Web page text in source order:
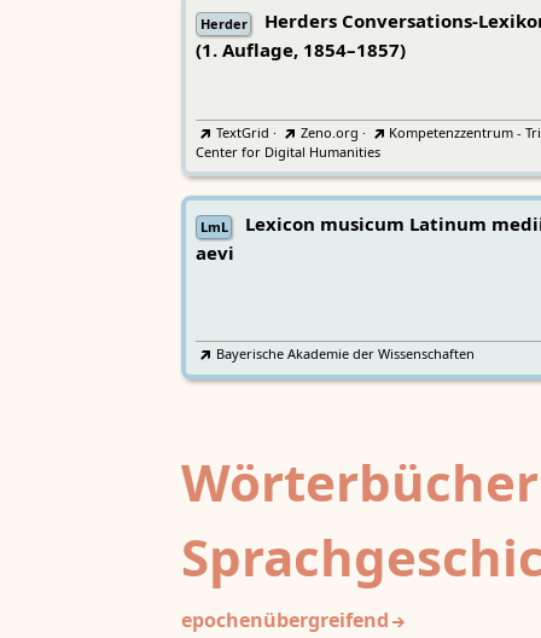
Herder
Herders Conversations-
(1. Auflage, 1854–1857)
TextGrid · Zeno.org ·
Kompetenzzentrum -
Center for Digital Humanities
LmL
Lexicon musicum Latinum
aevi
Bayerische Akademie der Wissenschaften
epochenübergreifend